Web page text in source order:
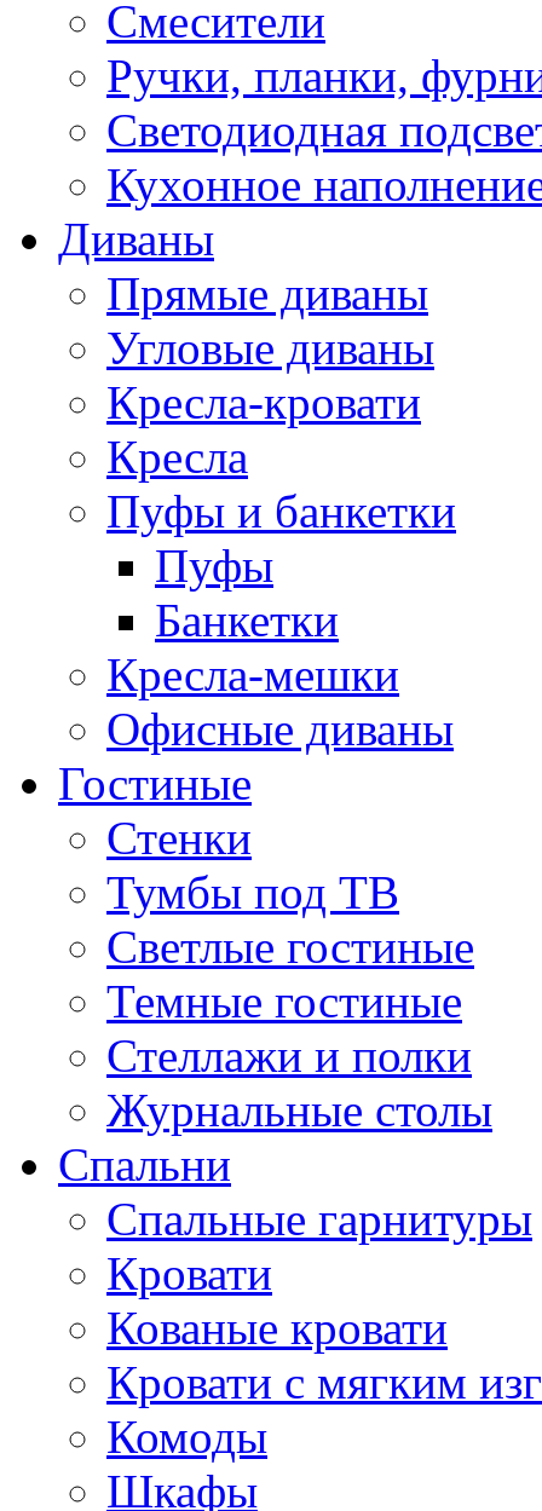
Смесители
Ручки, планки,
Светодиодная
Кухонное
Диваны
Прямые диваны
Угловые диваны
Кресла-кровати
Кресла
Пуфы и банкетки
Пуфы
Банкетки
Кресла-мешки
Офисные диваны
Гостиные
Стенки
Тумбы под ТВ
Светлые гостиные
Темные гостиные
Стеллажи и полки
Журнальные столы
Спальни
Спальные гарнитуры
Кровати
Кованые кровати
Кровати с мягким
Комоды
Шкафы